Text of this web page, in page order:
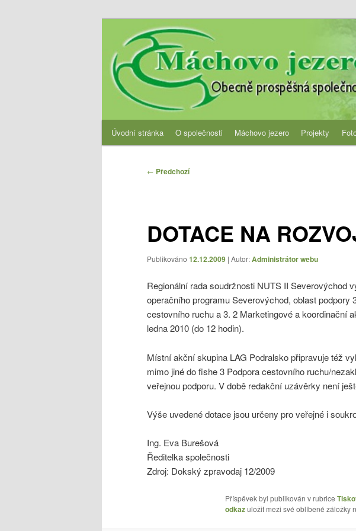
OPS Máchovo jezero
Obecně prospěšná společnost
Hlavní
Úvodní stránka O společnosti Máchovo jezero Projekty
Navigace
← Předchozí
DOTACE NA
Publikováno 12.12.2009 | Autor:Administrátor webu
Regionální rada soudržnosti NUTS II Severovýchod
operačního programu Severovýchod, oblast
cestovního ruchu a 3. 2 Marketingové a koordinační
ledna 2010 (do 12 hodin).
Místní akční skupina LAG Podralsko připravuje též
mimo jiné do fishe 3 Podpora cestovního ruchu/
veřejnou podporu. V době redakční uzávěrky není
Výše uvedené dotace jsou určeny pro veřejné i
Ing. Eva Burešová
Ředitelka společnosti
Zdroj: Dokský zpravodaj 12/2009
Příspěvek byl publikován v rubrice
odkazuložit mezi své oblíbené záložky